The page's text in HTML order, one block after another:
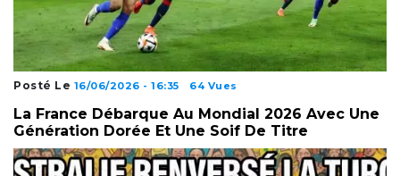
Posté Le 16/06/2026 - 16:35 64 Vues
La France Débarque Au Mondial 2026 Avec Une
Génération Dorée Et Une Soif De Titre